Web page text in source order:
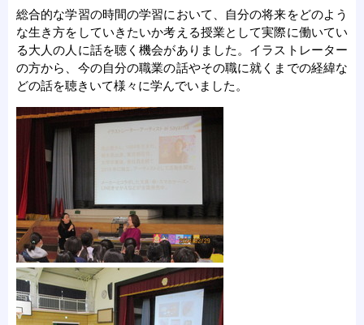
総合的な学習の時間の学習において、自分の将来をどのよう
な生き方をしていきたいか考える授業として実際に働いてい
る大人の人に話を聴く機会がありました。イラストレーター
の方から、今の自分の職業の話やその職に就くまでの経緯な
どの話を聴きいて様々に学んでいました。